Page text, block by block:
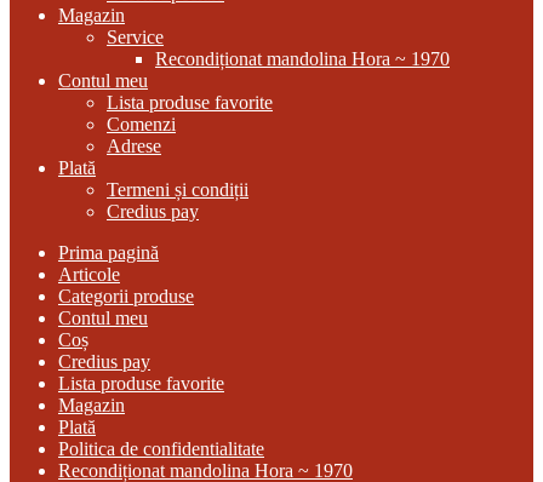
Magazin
Service
Recondiționat mandolina Hora ~ 1970
Contul meu
Lista produse favorite
Comenzi
Adrese
Plată
Termeni și condiții
Credius pay
Prima pagină
Articole
Categorii produse
Contul meu
Coș
Credius pay
Lista produse favorite
Magazin
Plată
Politica de confidentialitate
Recondiționat mandolina Hora ~ 1970